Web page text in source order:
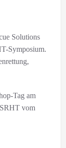
Solutions
Symposium.
Tag am
vom